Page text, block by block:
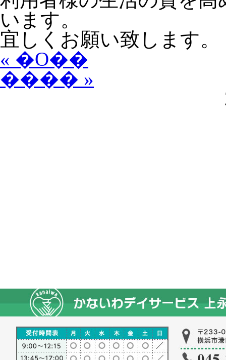
います。
宜しくお願い致します。
« �O��
���� »